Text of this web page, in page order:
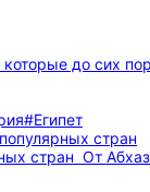
которые до сих
#Египет
стран От